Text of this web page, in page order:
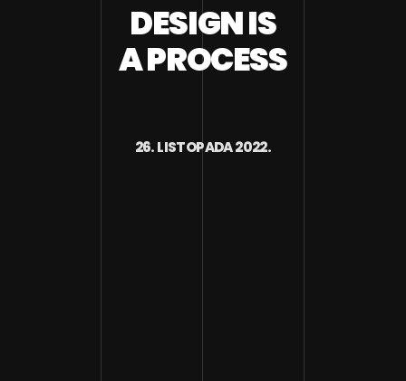
DESIGN IS
A PROCESS
26. LISTOPADA 2022.